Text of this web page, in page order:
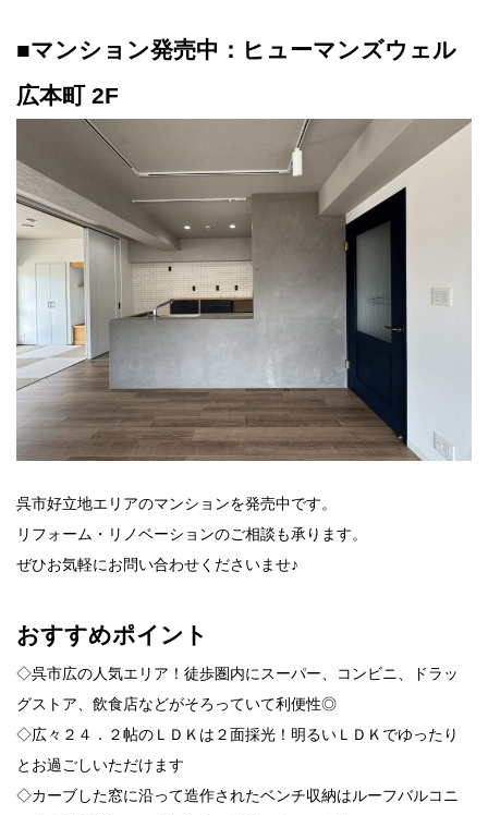
■マンション発売中：ヒューマンズウェル
広本町 2F
呉市好立地エリアのマンションを発売中です。
リフォーム・リノベーションのご相談も承ります。
ぜひお気軽にお問い合わせくださいませ♪
おすすめポイント
◇呉市広の人気エリア！徒歩圏内にスーパー、コンビニ、ドラッ
グストア、飲食店などがそろっていて利便性◎
◇広々２４．２帖のＬＤＫは２面採光！明るいＬＤＫでゆったり
とお過ごしいただけます
◇カーブした窓に沿って造作されたベンチ収納はルーフバルコニ